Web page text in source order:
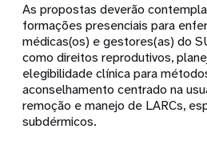
As propostas deverão
formações presenciais para
médicas(os) e gestores(as) do
como direitos reprodutivos,
elegibilidade clínica para
aconselhamento centrado na
remoção e manejo de LARCs,
subdérmicos.